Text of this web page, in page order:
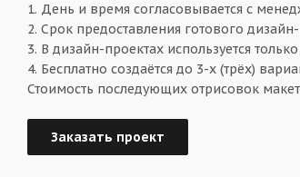
1. День и время согласовывается с
2. Срок предоставления готового
3. В дизайн-проектах используется
4. Бесплатно создаётся до 3-х (трёх)
Стоимость последующих отрисовок
Заказать проект